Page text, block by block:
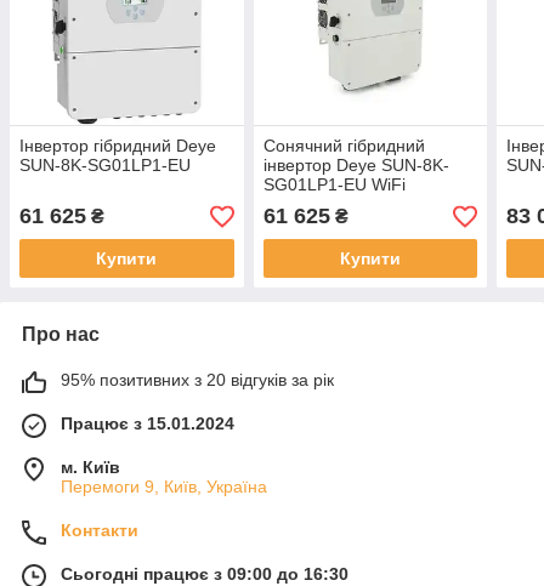
Інвертор гібридний Deye
SUN-8K-SG01LP1-EU
61 625 ₴
Купити
Сонячний гібридний
інвертор Deye SUN-8K-
SG01LP1-EU WiFi
61 625₴
Купити
83
Про нас
95% позитивних з 20 відгуків за рік
Працює з 15.01.2024
м. Київ
Перемоги 9, Київ, Україна
Контакти
Сьогодні працює з 09:00 до 16:30